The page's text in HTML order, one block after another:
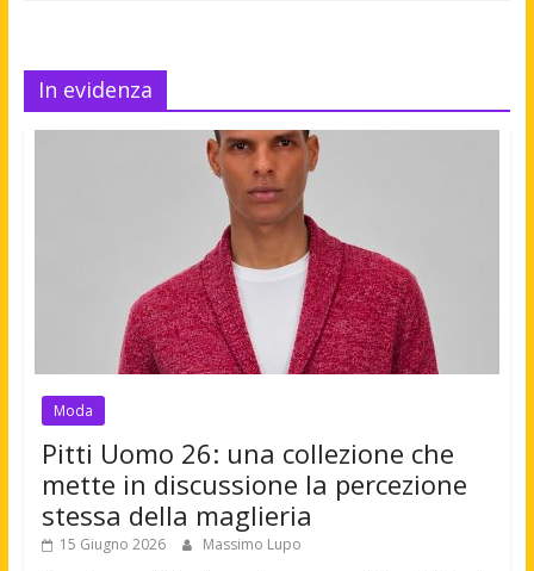
In evidenza
Moda
Pitti Uomo 26: una collezione che
mette in discussione la percezione
stessa della maglieria
15 Giugno 2026 Massimo Lupo